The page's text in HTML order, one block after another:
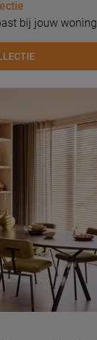
bij jouw woning